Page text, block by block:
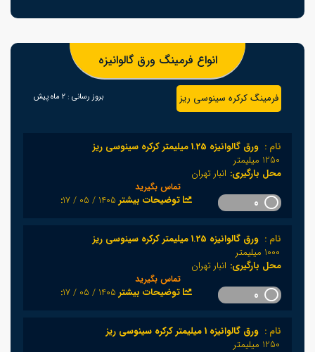
انواع فرمینگ ورق گالوانیزه
فرمینگ کرکره سینوسی ریز بروز رسانی : 2 ماه پیش
نام : ورق گالوانیزه 1.25 میلیمتر کرکره سینوسی ریز
1250 میلیمتر
محل بارگیری: انبار تهران
تماس بگیرید
:توضیحات بیشتر1405 / 05 / 17
نام : ورق گالوانیزه 1.25 میلیمتر کرکره سینوسی ریز
1000 میلیمتر
محل بارگیری: انبار تهران
تماس بگیرید
:توضیحات بیشتر1405 / 05 / 17
نام : ورق گالوانیزه 1 میلیمتر کرکره سینوسی ریز
1250 میلیمتر